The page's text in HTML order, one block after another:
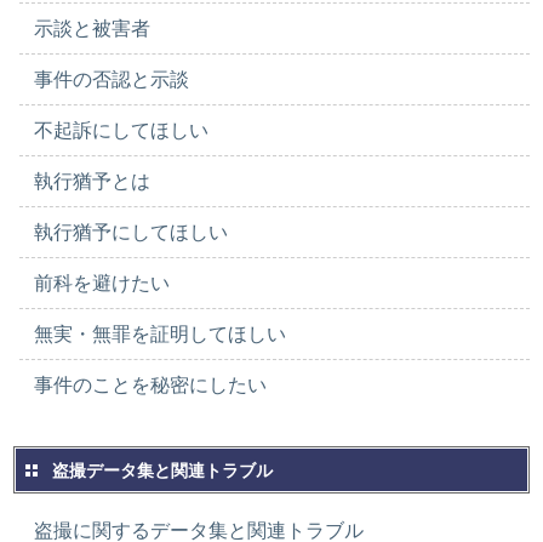
示談と被害者
事件の否認と示談
不起訴にしてほしい
執行猶予とは
執行猶予にしてほしい
前科を避けたい
無実・無罪を証明してほしい
事件のことを秘密にしたい
盗撮データ集と関連トラブル
盗撮に関するデータ集と関連トラブル